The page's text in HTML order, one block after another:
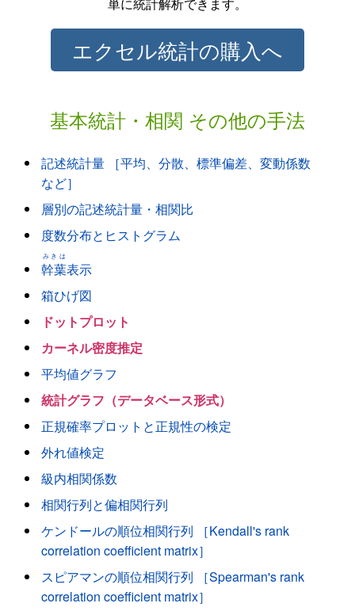
単に統計解析できます。
エクセル統計の購入へ
基本統計・相関 その他の手法
記述統計量 ［平均、分散、標準偏差、変動係数
など］
層別の記述統計量・相関比
度数分布とヒストグラム
幹葉
みきは
表示
箱ひげ図
ドットプロット
カーネル密度推定
平均値グラフ
統計グラフ（データベース形式）
正規確率プロットと正規性の検定
外れ値検定
級内相関係数
相関行列と偏相関行列
ケンドールの順位相関行列 ［Kendall's rank
correlation coefficient matrix］
スピアマンの順位相関行列 ［Spearman's rank
correlation coefficient matrix］